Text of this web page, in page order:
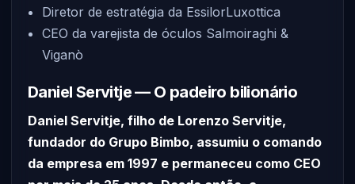
Diretor de estratégia da EssilorLuxottica
CEO da varejista de óculos Salmoiraghi &
Viganò
Daniel Servitje — O padeiro bilionário
Daniel Servitje, filho de Lorenzo Servitje,
fundador do Grupo Bimbo, assumiu o comando
da empresa em 1997 e permaneceu como CEO